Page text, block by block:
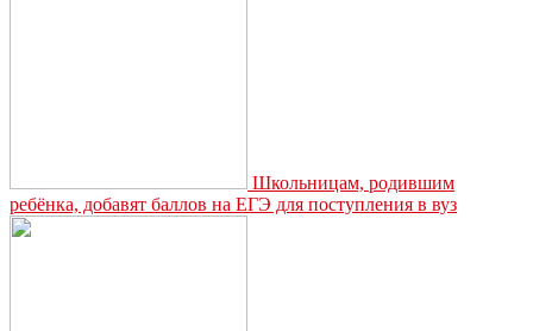
Школьницам, родившим
ребёнка, добавят баллов на ЕГЭ для поступления в вуз